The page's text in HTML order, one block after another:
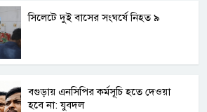
সিলেটে দুই বাসের সংঘর্ষে নিহত ৯
বগুড়ায় এনসিপির কর্মসূচি হতে দেওয়া
হবে না: যুবদল